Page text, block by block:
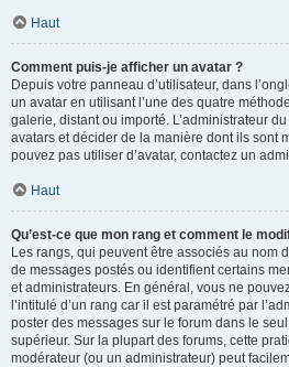
Haut
Comment puis-je afficher un avatar ?
Depuis votre panneau d’utilisateur, dans
un avatar en utilisant l’une des quatre
galerie, distant ou importé. L’administrateur
avatars et décider de la manière dont ils sont
pouvez pas utiliser d’avatar, contactez un
Haut
Qu’est-ce que mon rang et comment le
Les rangs, qui peuvent être associés au nom
de messages postés ou identifient certains
et administrateurs. En général, vous ne
l’intitulé d’un rang car il est paramétré par
poster des messages sur le forum dans le
supérieur. Sur la plupart des forums, cette
modérateur (ou un administrateur) peut